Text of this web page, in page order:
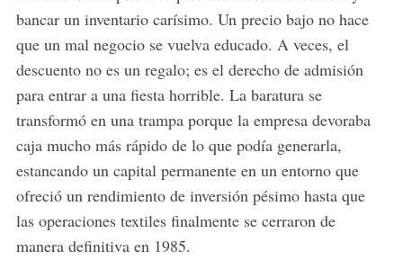
bancar un inventario carísimo. Un precio bajo no hace
que un mal negocio se vuelva educado. A veces, el
descuento no es un regalo; es el derecho de admisión
para entrar a una fiesta horrible. La baratura se
transformó en una trampa porque la empresa devoraba
caja mucho más rápido de lo que podía generarla,
estancando un capital permanente en un entorno que
ofreció un rendimiento de inversión pésimo hasta que
las operaciones textiles finalmente se cerraron de
manera definitiva en 1985.